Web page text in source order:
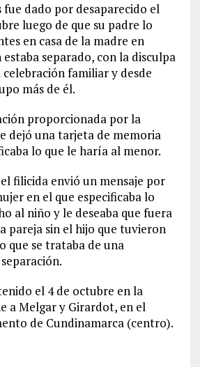
fue dado por desaparecido el
luego de que su padre lo
en casa de la madre en
separado, con la disculpa
familiar y desde
más de él.
proporcionada por la
dejó una tarjeta de memoria
lo que le haría al menor.
filicida envió un mensaje por
en el que especificaba lo
al niño y le deseaba que fuera
pareja sin el hijo que tuvieron
que se trataba de una
el 4 de octubre en la
a Melgar y Girardot, en el
de Cundinamarca (centro).